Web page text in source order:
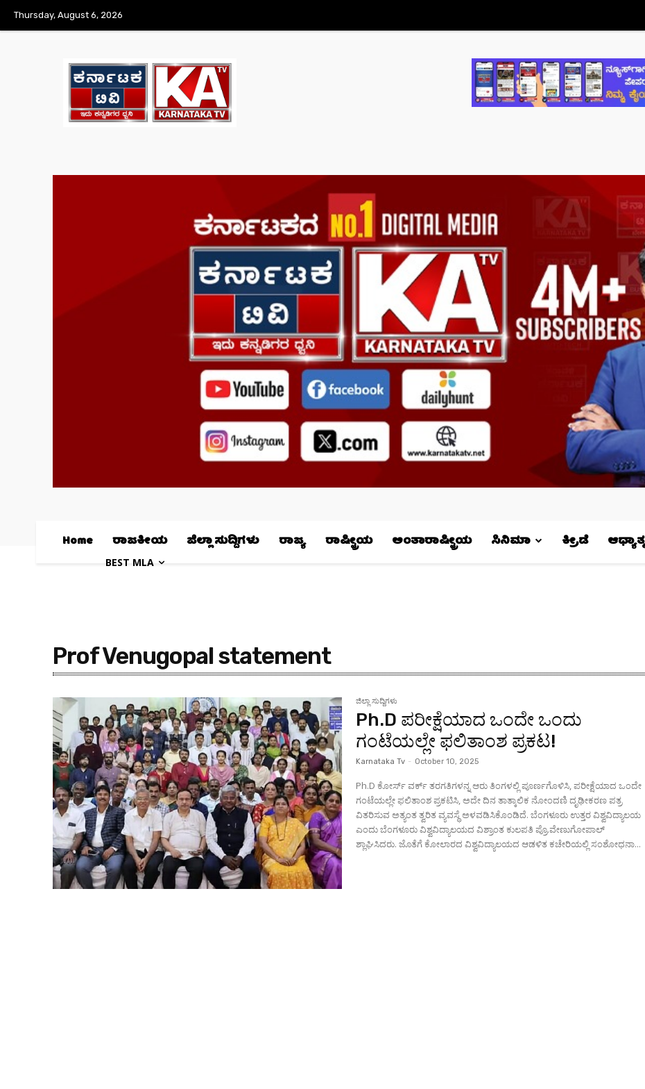
Thursday, August 6, 2026
Home ರಾಜಕೀಯ ಜಿಲ್ಲಾ ಸುದ್ದಿಗಳು ರಾಜ್ಯ ರಾಷ್ಟ್ರೀಯ ಅಂತಾರಾಷ್ಟ್ರೀಯ ಸಿನಿಮಾ ಕ್ರೀಡೆ ಆಧ್ಯಾತ್ಮ
BEST MLA
Prof Venugopal statement
ಜಿಲ್ಲಾ ಸುದ್ದಿಗಳು
Ph.D ಪರೀಕ್ಷೆಯಾದ ಒಂದೇ ಒಂದು
ಗಂಟೆಯಲ್ಲೇ ಫಲಿತಾಂಶ ಪ್ರಕಟ!
Karnataka Tv - October 10, 2025
Ph.D ಕೋರ್ಸ್ ವರ್ಕ್‌ ತರಗತಿಗಳನ್ನ ಆರು ತಿಂಗಳಲ್ಲಿ ಪೂರ್ಣಗೊಳಿಸಿ, ಪರೀಕ್ಷೆಯಾದ ಒಂದೇ
ಗಂಟೆಯಲ್ಲೇ ಫಲಿತಾಂಶ ಪ್ರಕಟಿಸಿ, ಅದೇ ದಿನ ತಾತ್ಕಾಲಿಕ ನೋಂದಣಿ ದೃಢೀಕರಣ ಪತ್ರ
ವಿತರಿಸುವ ಅತ್ಯಂತ ತ್ವರಿತ ವ್ಯವಸ್ಥೆ ಅಳವಡಿಸಿಕೊಂಡಿದೆ. ಬೆಂಗಳೂರು ಉತ್ತರ ವಿಶ್ವವಿದ್ಯಾಲಯ
ಎಂದು ಬೆಂಗಳೂರು ವಿಶ್ವವಿದ್ಯಾಲಯದ ವಿಶ್ರಾಂತ ಕುಲಪತಿ ಪ್ರೊ.ವೇಣುಗೋಪಾಲ್
ಶ್ಲಾಘಿಸಿದರು. ಜೊತೆಗೆ ಕೋಲಾರದ ವಿಶ್ವವಿದ್ಯಾಲಯದ ಆಡಳಿತ ಕಚೇರಿಯಲ್ಲಿ ಸಂಶೋಧನಾ...